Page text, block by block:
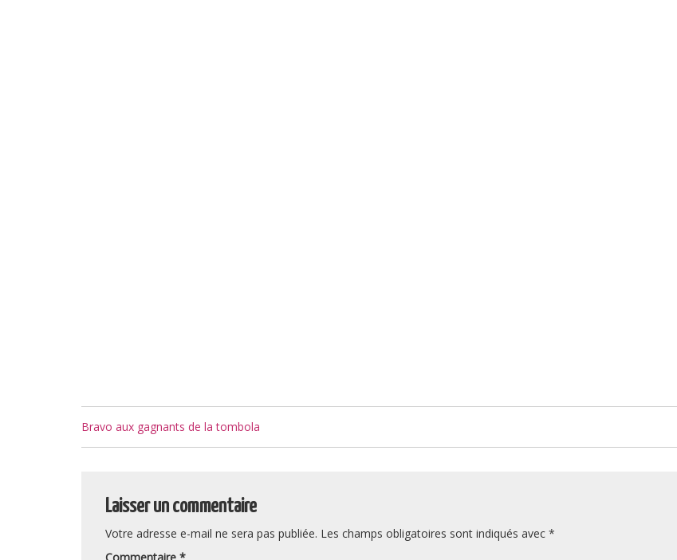
Navigation
de
l’article
Bravo aux gagnants de la tombola
Laisser un commentaire
Votre adresse e-mail ne sera pas publiée. Les champs obligatoires sont indiqués avec *